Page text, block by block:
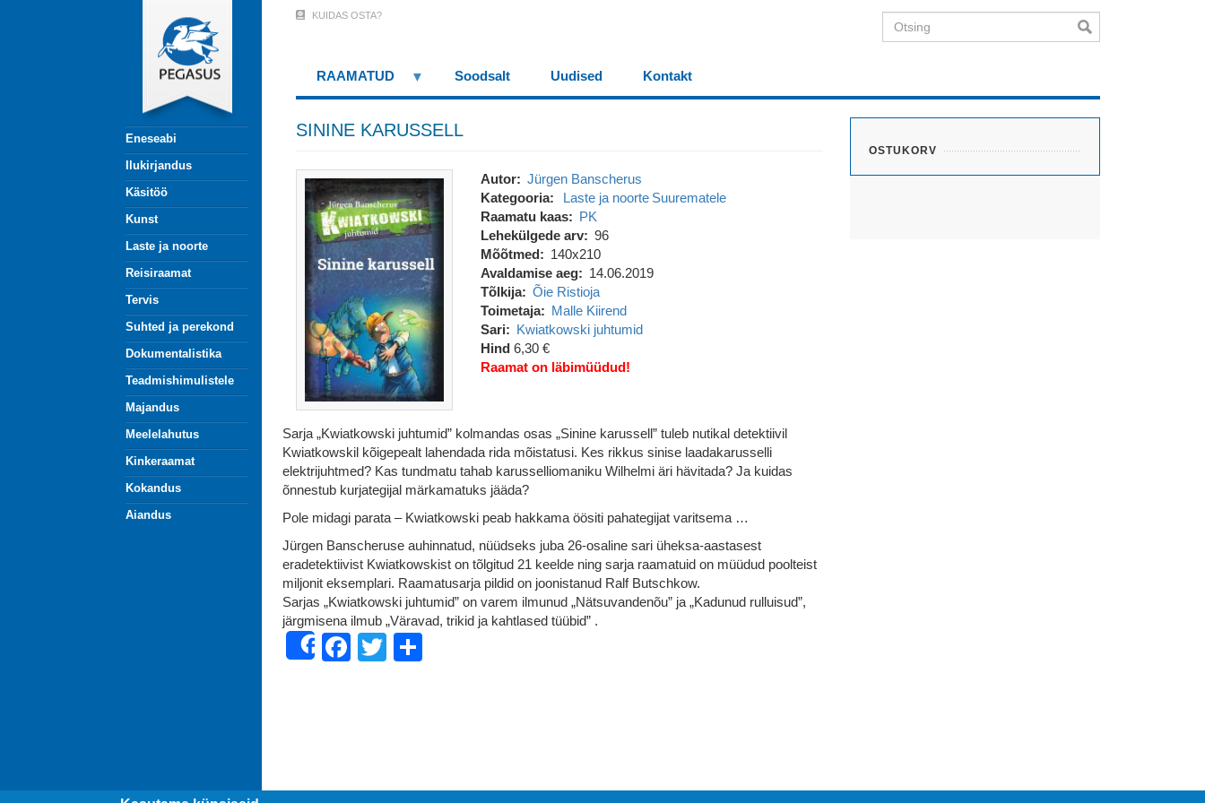
Eneseabi
Ilukirjandus
Käsitöö
Kunst
Laste ja noorte
Reisiraamat
Tervis
Suhted ja perekond
Dokumentalistika
Teadmishimulistele
Majandus
Meelelahutus
Kinkeraamat
Kokandus
Aiandus
Menu
(logged
KUIDAS OSTA? Otsing
RAAMATUD Soodsalt Uudised Kontakt
OSTUKORV
SININE KARUSSELL
Autor
Jürgen Banscherus
Kategooria
Laste ja noorte Suurematele
Raamatu kaas
PK
Lehekülgede arv
96
Mõõtmed
140x210
Avaldamise aeg
14.06.2019
Tõlkija
Õie Ristioja
Toimetaja
Malle Kiirend
Sari
Kwiatkowski juhtumid
Hind 6,30 €
Raamat on läbimüüdud!
Sarja „Kwiatkowski juhtumid” kolmandas osas „Sinine karussell” tuleb nutikal detektiivil
Kwiatkowskil kõigepealt lahendada rida mõistatusi. Kes rikkus sinise laadakarusselli
elektrijuhtmed? Kas tundmatu tahab karusselliomaniku Wilhelmi äri hävitada? Ja kuidas
õnnestub kurjategijal märkamatuks jääda?
Pole midagi parata – Kwiatkowski peab hakkama öösiti pahategijat varitsema …
Jürgen Banscheruse auhinnatud, nüüdseks juba 26-osaline sari üheksa-aastasest
eradetektiivist Kwiatkowskist on tõlgitud 21 keelde ning sarja raamatuid on müüdud poolteist
miljonit eksemplari. Raamatusarja pildid on joonistanud Ralf Butschkow.
Sarjas „Kwiatkowski juhtumid” on varem ilmunud „Nätsuvandenõu” ja „Kadunud rulluisud”,
järgmisena ilmub „Väravad, trikid ja kahtlased tüübid” .
ShareFacebook
Twitter